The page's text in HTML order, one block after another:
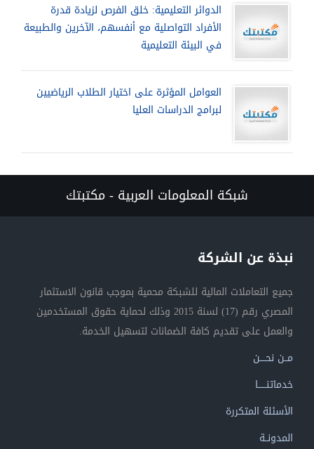
الدوائر التعليمية: خلق الفرص لزيادة قدرة
الأفراد التواصلية مع أنفسهم، الآخرين والطبيعة
في البيئة التعليمية
العوامل المؤثرة على اختيار الطلاب الرياضيين
لبرامج الدراسات العليا
شبكة المعلومات العربية - مكتبتك
نبذة عن الشركة
جميع التعاملات المالية للشبكة محمية بموجب قانون الاستثمار
المصري رقم (17) لسنة 2015 وذلك لحماية حقوق المستخدمين
والعمل على تقديم كافة الضمانات لتسهيل الخدمة.
مــن نحــــن
خدماتنــــــا
الأسئلة المتكررة
المدونــة